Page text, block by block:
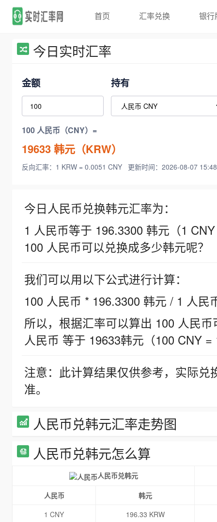
首页 汇率兑换 银行
今日实时汇率
金额 持有
100 人民币（CNY）=
19633韩元（KRW）
反向汇率：1 KRW = 0.0051 CNY 更新时间：2026-08-07
今日人民币兑换韩元汇率为：
1 人民币等于 196.3300 韩元（1
100 人民币可以兑换成多少韩元呢？
我们可以用以下公式进行计算：
100 人民币 * 196.3300 韩元 / 1 人民
所以，根据汇率可以算出 100 人民
人民币 等于 19633韩元（100 CNY =
注意：此计算结果仅供参考，实际
准。
人民币兑韩元汇率走势图
人民币兑韩元怎么算
人民币兑韩元
人民币
韩元
1 CNY
196.33 KRW